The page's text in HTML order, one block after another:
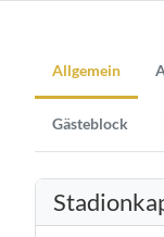
Allgemein
Gästeblock